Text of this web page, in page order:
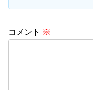
コメント ※